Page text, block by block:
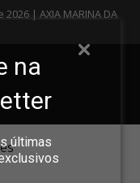
na
últimas
| AXIA MARINA DA